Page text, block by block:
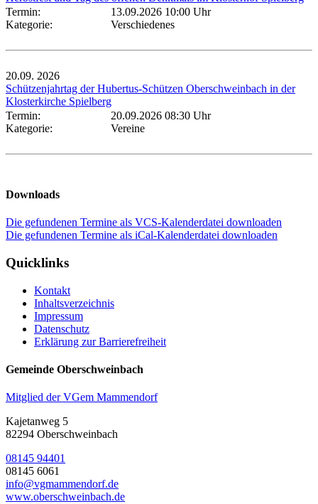
Termin:
13.09.2026 10:00 Uhr
Kategorie:
Verschiedenes
20.09. 2026
Schützenjahrtag der Hubertus-Schützen Oberschweinbach in der
Klosterkirche Spielberg
Termin:
20.09.2026 08:30 Uhr
Kategorie:
Vereine
Downloads
Die gefundenen Termine als VCS-Kalenderdatei downloaden
Die gefundenen Termine als iCal-Kalenderdatei downloaden
Quicklinks
Kontakt
Inhaltsverzeichnis
Impressum
Datenschutz
Erklärung zur Barrierefreiheit
Gemeinde Oberschweinbach
Mitglied der VGem Mammendorf
Kajetanweg 5
82294 Oberschweinbach
08145 94401
08145 6061
info@vgmammendorf.de
www.oberschweinbach.de